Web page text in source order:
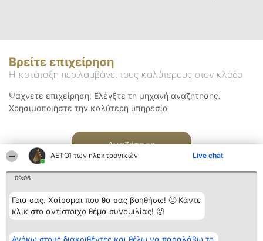
ΑΕΤΟΊ των ηλεκτρονικών Live chat
09:06
Γεια σας. Χαίρομαι που θα σας βοηθήσω! 🙂 Κάντε
κλικ στο αντίστοιχο θέμα συνομιλίας! 🙂
Βρείτε επιχείρηση
Η κατάταξη περιλαμβάνει τους καλύτερους στον κλάδο
Ψάχνετε επιχείρηση; Ελέγξτε τη μηχανή αναζήτησης.
Χρησιμοποιήστε την καλύτερη υπηρεσία
Αναζήτηση
Διοργανωτής της
κατάταξης
Κατάταξη
Διακριθέντες
Επικοινωνία
Επικοινωνία